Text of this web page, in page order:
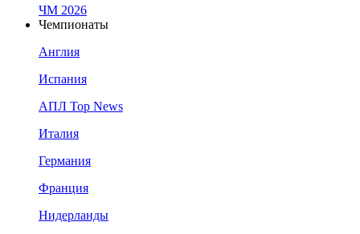
ЧМ 2026
Чемпионаты
Англия
Испания
АПЛ Top News
Италия
Германия
Франция
Нидерланды